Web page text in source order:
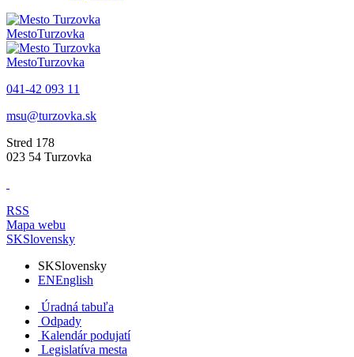
MestoTurzovka
MestoTurzovka
041-42 093 11
msu@turzovka.sk
Stred 178
023 54 Turzovka
RSS
Mapa webu
SKSlovensky
SKSlovensky
ENEnglish
Úradná tabuľa
Odpady
Kalendár podujatí
Legislatíva mesta